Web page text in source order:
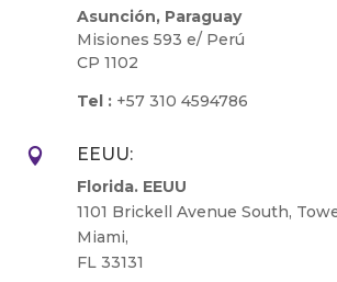
Asunción, Paraguay
Misiones 593 e/ Perú
CP 1102
Tel : +57 310 4594786
 EEUU:
Florida. EEUU
1101 Brickell Avenue South,
Miami,
FL 33131